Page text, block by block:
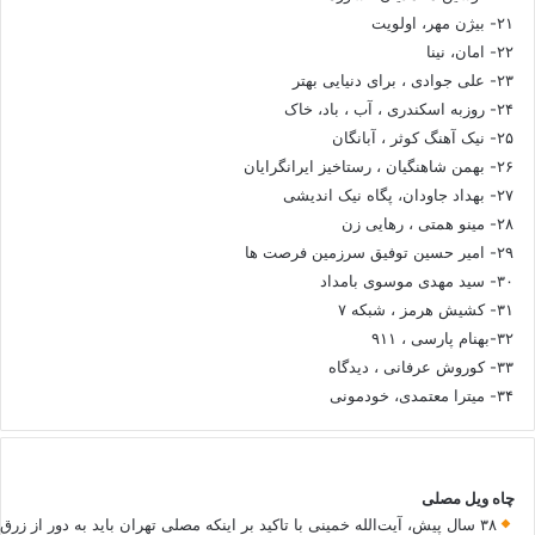
۲۱- بیژن مهر، اولویت
۲۲- امان، نینا
۲۳- علی جوادی ، برای دنیایی بهتر
۲۴- روزبه اسکندری ، آب ، باد، خاک
۲۵- نیک آهنگ کوثر ، آبانگان
۲۶- بهمن شاهنگیان ، رستاخیز ایرانگرایان
۲۷- بهداد جاودان، پگاه نیک اندیشی
۲۸- مینو همتی ، رهایی زن
۲۹- امیر حسین توفیق سرزمین فرصت ها
۳۰- سید مهدی موسوی بامداد
۳۱- کشیش هرمز ، شبکه ۷
۳۲-بهنام پارسی ، ۹۱۱
۳۳- کوروش عرفانی ، دیدگاه
۳۴- میترا معتمدی، خودمونی
چاه ویل مصلی
۳۸ سال پیش، آیت‌الله خمینی با تاکید بر اینکه مصلی تهران باید به دور از